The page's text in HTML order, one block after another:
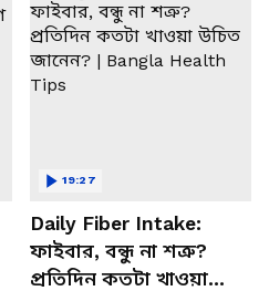
Daily Fiber Intake:
ফাইবার, বন্ধু না শত্রু?
প্রতিদিন কতটা খাওয়া
19:27